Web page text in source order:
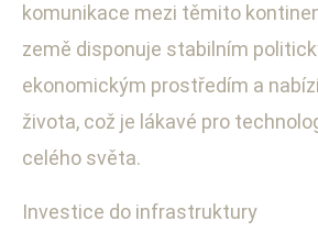
komunikace mezi těmito
země disponuje stabilním
ekonomickým prostředím a
života, což je lákavé pro
celého světa.
Investice do infrastruktury